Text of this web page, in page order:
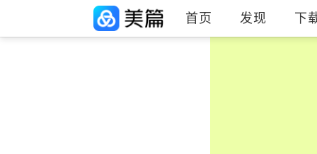
首页 发现 下